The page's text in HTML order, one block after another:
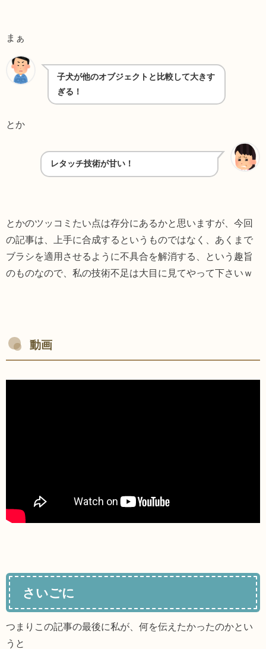
まぁ
子犬が他のオブジェクトと比較して大きす
ぎる！
とか
レタッチ技術が甘い！
とかのツッコミたい点は存分にあるかと思いますが、今回
の記事は、上手に合成するというものではなく、あくまで
ブラシを適用させるように不具合を解消する、という趣旨
のものなので、私の技術不足は大目に見てやって下さいｗ
動画
さいごに
つまりこの記事の最後に私が、何を伝えたかったのかとい
うと